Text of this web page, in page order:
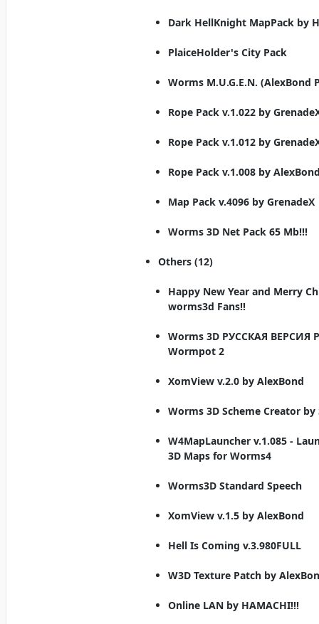
Dark HellKnight MapPack by
PlaiceHolder's City Pack
Worms M.U.G.E.N. (AlexBond
Rope Pack v.1.022 by
Rope Pack v.1.012 by
Rope Pack v.1.008 by
Map Pack v.4096 by GrenadeX
Worms 3D Net Pack 65 Mb!!!
Others (12)
Happy New Year and Merry
worms3d Fans!!
Worms 3D РУССКАЯ ВЕРСИЯ
Wormpot 2
XomView v.2.0 by AlexBond
Worms 3D Scheme Creator by
W4MapLauncher v.1.085 -
3D Maps for Worms4
Worms3D Standard Speech
XomView v.1.5 by AlexBond
Hell Is Coming v.3.980FULL
W3D Texture Patch by
Online LAN by HAMACHI!!!